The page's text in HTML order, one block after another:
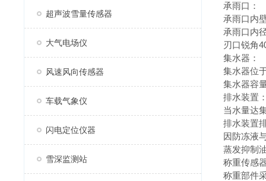
超声波雪量传感器
大气电场仪
风速风向传感器
车载气象仪
闪电定位仪器
雪深监测站
承雨口：
承雨口内
承雨口内
刃口锐角
集水器：
集水器位
集水器容
排水装置
当水量达
排水装置
因防冻液
蒸发抑制
称重传感
称重部件